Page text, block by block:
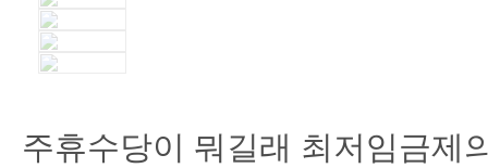
주휴수당이 뭐길래 최저임금제